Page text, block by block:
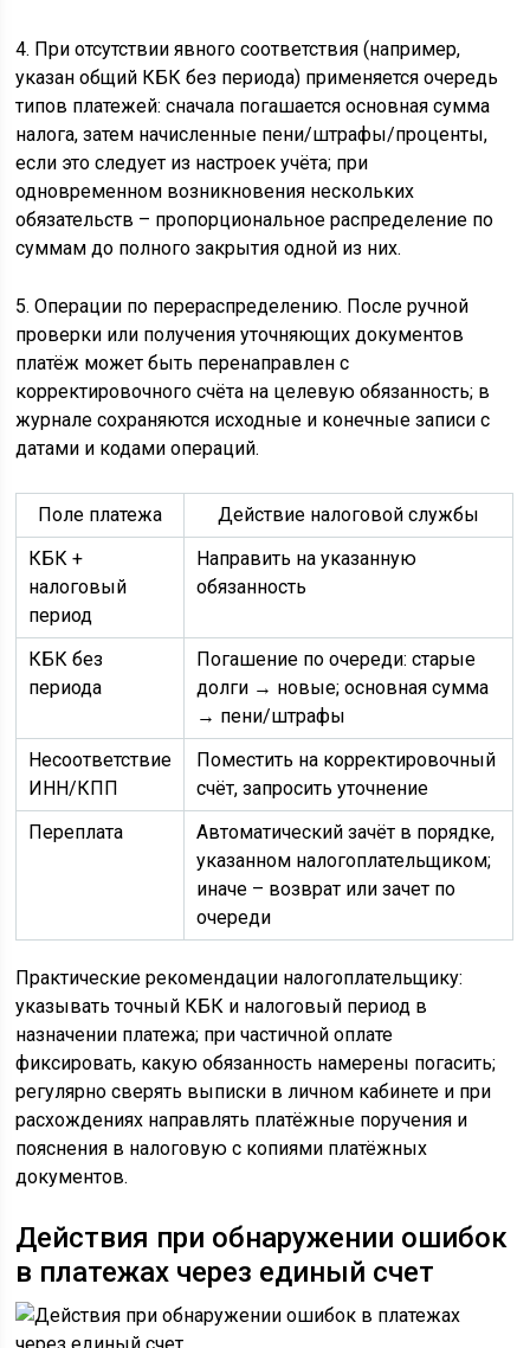
4. При отсутствии явного соответствия (например,
указан общий КБК без периода) применяется очередь
типов платежей: сначала погашается основная сумма
налога, затем начисленные пени/штрафы/проценты,
если это следует из настроек учёта; при
одновременном возникновения нескольких
обязательств – пропорциональное распределение по
суммам до полного закрытия одной из них.
5. Операции по перераспределению. После ручной
проверки или получения уточняющих документов
платёж может быть перенаправлен с
корректировочного счёта на целевую обязанность; в
журнале сохраняются исходные и конечные записи с
датами и кодами операций.
Поле платежа
Действие налоговой службы
КБК +
налоговый
период
Направить на указанную
обязанность
КБК без
периода
Погашение по очереди: старые
долги → новые; основная сумма
→ пени/штрафы
Несоответствие
ИНН/КПП
Поместить на корректировочный
счёт, запросить уточнение
Переплата
Автоматический зачёт в порядке,
указанном налогоплательщиком;
иначе – возврат или зачет по
очереди
Практические рекомендации налогоплательщику:
указывать точный КБК и налоговый период в
назначении платежа; при частичной оплате
фиксировать, какую обязанность намерены погасить;
регулярно сверять выписки в личном кабинете и при
расхождениях направлять платёжные поручения и
пояснения в налоговую с копиями платёжных
документов.
Действия при обнаружении ошибок
в платежах через единый счет